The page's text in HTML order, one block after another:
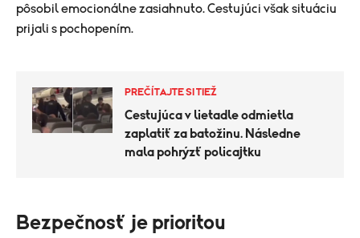
pôsobil emocionálne zasiahnuto. Cestujúci však situáciu
prijali s pochopením.
PREČÍTAJTE SI TIEŽ
Cestujúca v lietadle odmietla
zaplatiť za batožinu. Následne
mala pohrýzť policajtku
Bezpečnosť je prioritou